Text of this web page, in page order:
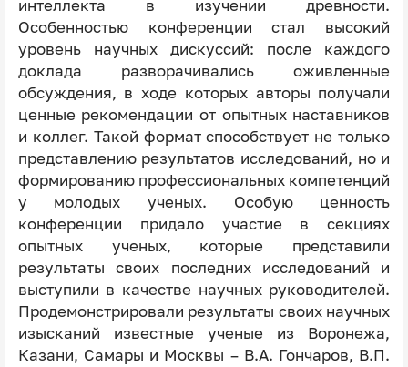
интеллекта в изучении древности.
Особенностью конференции стал высокий
уровень научных дискуссий: после каждого
доклада разворачивались оживленные
обсуждения, в ходе которых авторы получали
ценные рекомендации от опытных наставников
и коллег. Такой формат способствует не только
представлению результатов исследований, но и
формированию профессиональных компетенций
у молодых ученых. Особую ценность
конференции придало участие в секциях
опытных ученых, которые представили
результаты своих последних исследований и
выступили в качестве научных руководителей.
Продемонстрировали результаты своих научных
изысканий известные ученые из Воронежа,
Казани, Самары и Москвы – В.А. Гончаров, В.П.